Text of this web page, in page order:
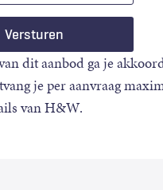
dit aanbod ga je
je per aanvraag
van H&W.